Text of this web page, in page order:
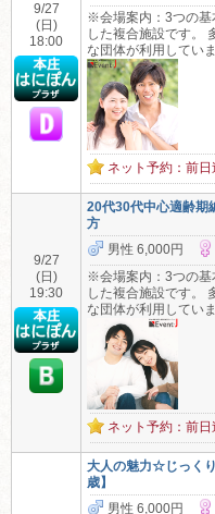
9/27
(日)
18:00
※会場案内：3つの基
した複合施設です。
な団体が利用していま
ネット予約：前
9/27
(日)
19:30
20代30代中心適齢期
方
男性 6,000円
※会場案内：3つの基
した複合施設です。
な団体が利用していま
ネット予約：前
大人の魅力☆じっく
歳】
男性 6,000円